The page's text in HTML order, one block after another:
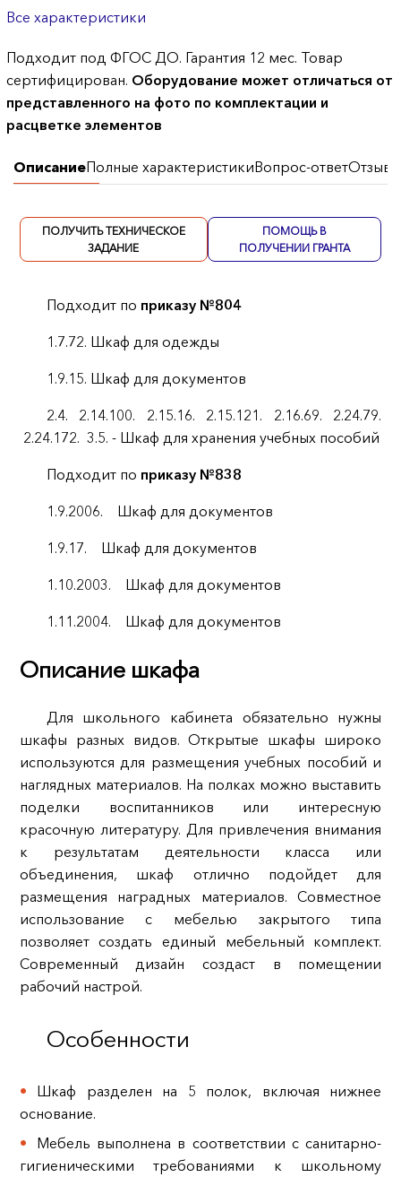
Все характеристики
Подходит под ФГОС ДО. Гарантия 12 мес. Товар
сертифицирован. Оборудование может отличаться от
представленного на фото по комплектации и
расцветке элементов
ОписаниеПолные характеристикиВопрос-ответОтзывы
ПОЛУЧИТЬ ТЕХНИЧЕСКОЕ
ЗАДАНИЕ
ПОМОЩЬ В
ПОЛУЧЕНИИ ГРАНТА
Подходит по приказу №804
1.7.72. Шкаф для одежды
1.9.15. Шкаф для документов
2.4. 2.14.100. 2.15.16. 2.15.121. 2.16.69. 2.24.79.
2.24.172. 3.5. - Шкаф для хранения учебных пособий
Подходит по приказу №838
1.9.2006. Шкаф для документов
1.9.17. Шкаф для документов
1.10.2003. Шкаф для документов
1.11.2004. Шкаф для документов
Описание шкафа
Для школьного кабинета обязательно нужны
шкафы разных видов. Открытые шкафы широко
используются для размещения учебных пособий и
наглядных материалов. На полках можно выставить
поделки воспитанников или интересную
красочную литературу. Для привлечения внимания
к результатам деятельности класса или
объединения, шкаф отлично подойдет для
размещения наградных материалов. Совместное
использование с мебелью закрытого типа
позволяет создать единый мебельный комплект.
Современный дизайн создаст в помещении
рабочий настрой.
Особенности
Шкаф разделен на 5 полок, включая нижнее
основание.
Мебель выполнена в соответствии с санитарно-
гигиеническими требованиями к школьному